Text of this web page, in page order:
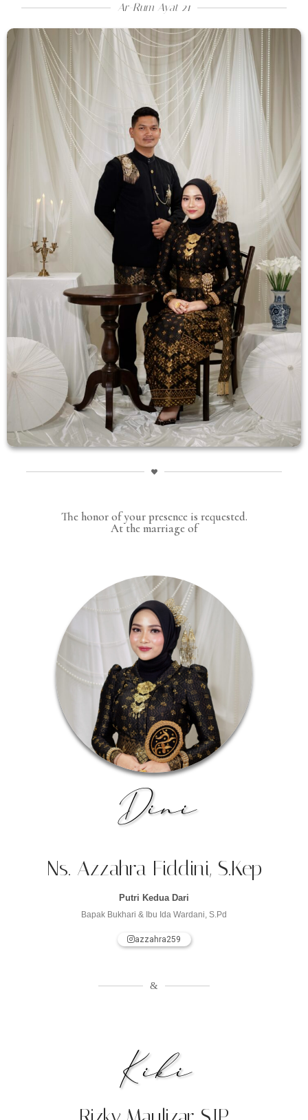
Ar-Rum Ayat 21
The honor of your presence is requested.
At the marriage of
Dini
Ns. Azzahra Fiddini, S.Kep
Putri Kedua Dari
Bapak Bukhari & Ibu Ida Wardani, S.Pd
azzahra259
&
Kiki